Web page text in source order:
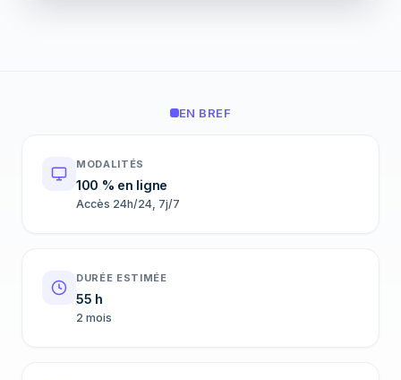
EN BREF
MODALITÉS
100 % en ligne
Accès 24h/24, 7j/7
DURÉE ESTIMÉE
55 h
2 mois